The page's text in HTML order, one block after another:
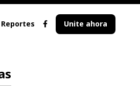
Reportes Unite ahora